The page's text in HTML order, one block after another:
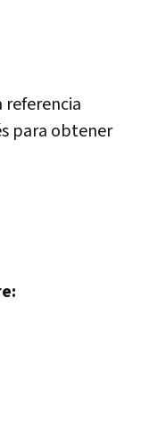
referencia
para obtener